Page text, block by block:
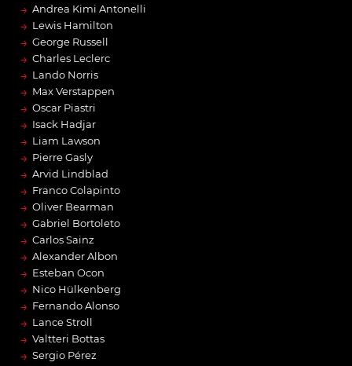
→ Andrea Kimi Antonelli
→ Lewis Hamilton
→ George Russell
→ Charles Leclerc
→ Lando Norris
→ Max Verstappen
→ Oscar Piastri
→ Isack Hadjar
→ Liam Lawson
→ Pierre Gasly
→ Arvid Lindblad
→ Franco Colapinto
→ Oliver Bearman
→ Gabriel Bortoleto
→ Carlos Sainz
→ Alexander Albon
→ Esteban Ocon
→ Nico Hülkenberg
→ Fernando Alonso
→ Lance Stroll
→ Valtteri Bottas
→ Sergio Pérez